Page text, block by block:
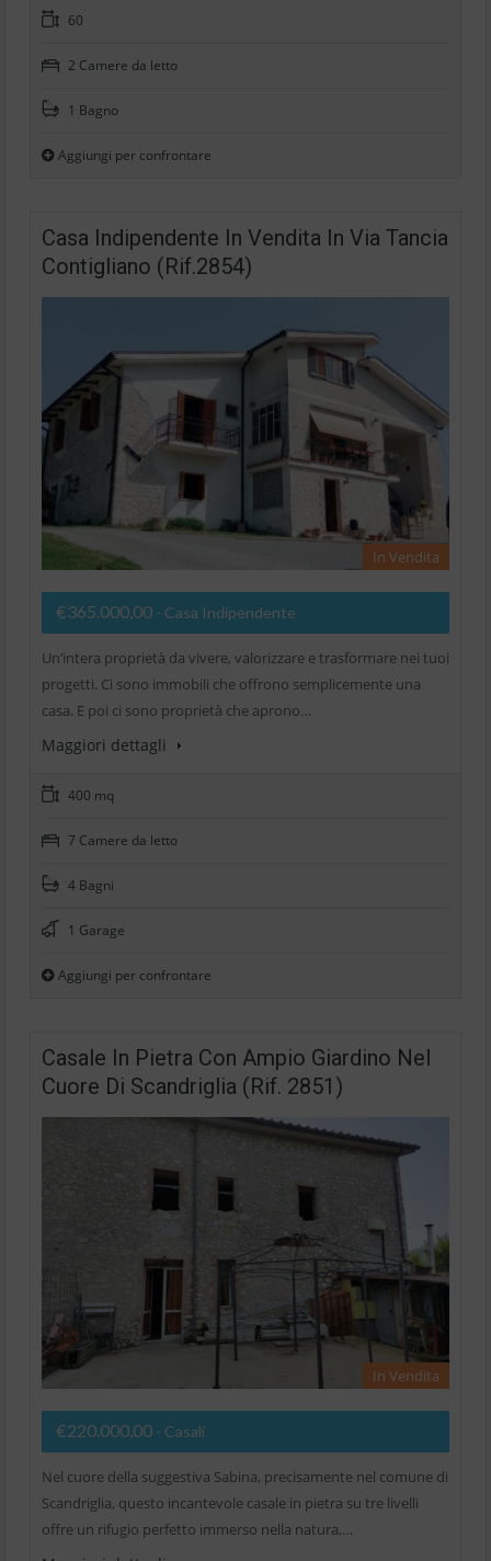
60
2 Camere da letto
1 Bagno
Aggiungi per confrontare
Casa Indipendente In Vendita In Via Tancia
Contigliano (Rif.2854)
In Vendita
€365.000,00 - Casa Indipendente
Un’intera proprietà da vivere, valorizzare e trasformare nei tuoi
progetti. Ci sono immobili che offrono semplicemente una
casa. E poi ci sono proprietà che aprono…
Maggiori dettagli
400 mq
7 Camere da letto
4 Bagni
1 Garage
Aggiungi per confrontare
Casale In Pietra Con Ampio Giardino Nel
Cuore Di Scandriglia (Rif. 2851)
In Vendita
€220.000,00 - Casali
Nel cuore della suggestiva Sabina, precisamente nel comune di
Scandriglia, questo incantevole casale in pietra su tre livelli
offre un rifugio perfetto immerso nella natura,…